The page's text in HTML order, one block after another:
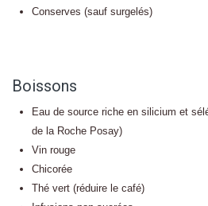
Conserves (sauf surgelés)
Boissons
Eau de source riche en silicium et
de la Roche Posay)
Vin rouge
Chicorée
Thé vert (réduire le café)